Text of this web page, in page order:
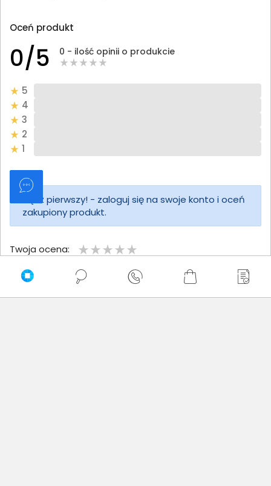
Oceń produkt
0/5 0 - ilość opinii o produkcie
5
4
3
2
1
Bądź pierwszy! - zaloguj się na swoje konto i oceń
zakupiony produkt.
Twoja ocena:
Twoje imię